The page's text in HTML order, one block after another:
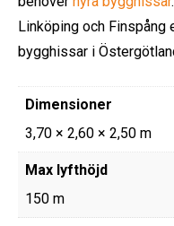
Linköping och Finspång
bygghissar i
Dimensioner
3,70 × 2,60 × 2,50 m
Max lyfthöjd
150 m